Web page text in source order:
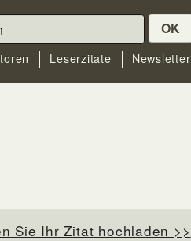
OK
Leserzitate Newsletter
Sie Ihr Zitat hochladen >>